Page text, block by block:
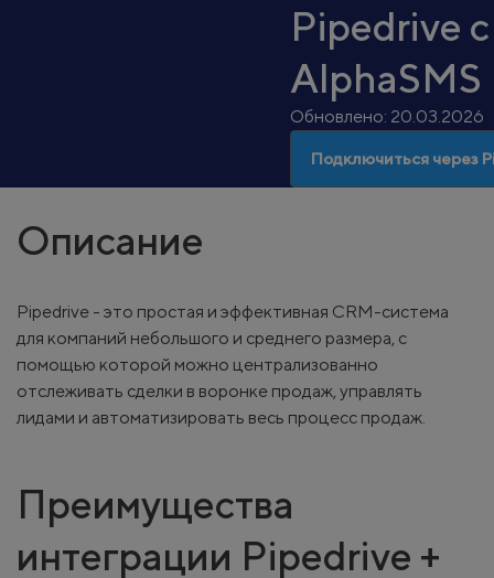
Pipedrive с
AlphaSMS
Обновлено: 20.03.2026
Подключиться через
Описание
Pipedrive - это простая и эффективная CRM-система
для компаний небольшого и среднего размера, с
помощью которой можно централизованно
отслеживать сделки в воронке продаж, управлять
лидами и автоматизировать весь процесс продаж.
Преимущества
интеграции Pipedrive +